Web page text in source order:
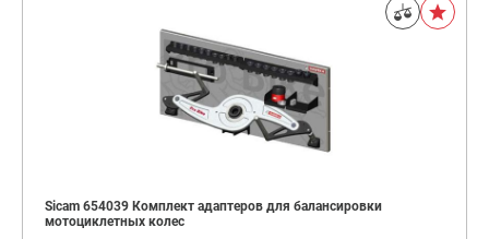
Sicam 654039 Комплект адаптеров для балансировки
мотоциклетных колес